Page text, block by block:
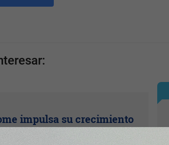
impulsa su crecimiento
con una nueva apertura en